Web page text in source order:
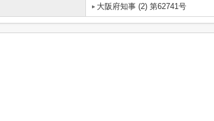
大阪府知事 (2) 第62741号